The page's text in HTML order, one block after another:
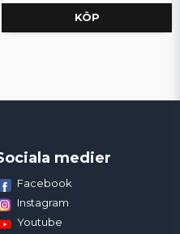
KÖP
medier
Facebook
Instagram
Youtube